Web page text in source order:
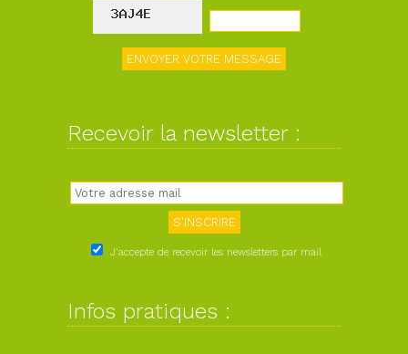
Recevoir la newsletter :
J'accepte de recevoir les newsletters par mail
Infos pratiques :